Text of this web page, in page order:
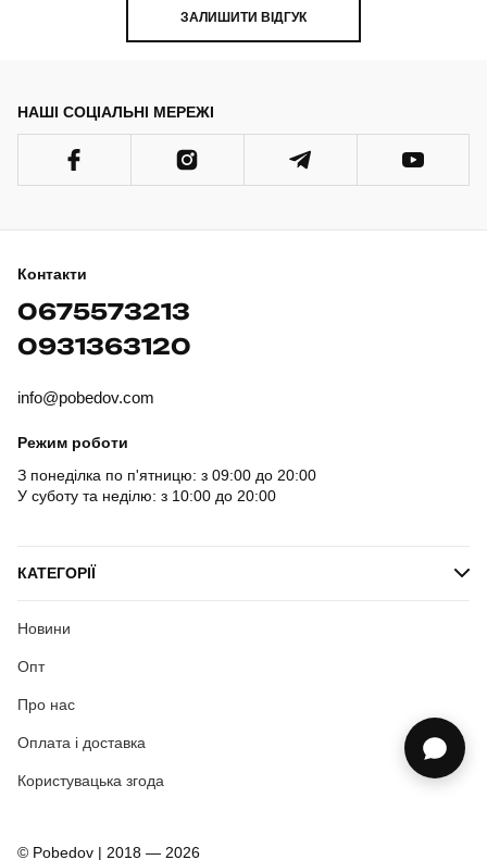
ЗАЛИШИТИ ВІДГУК
НАШІ СОЦІАЛЬНІ МЕРЕЖІ
Контакти
0675573213
0931363120
info@pobedov.com
Режим роботи
З понеділка по п'ятницю: з 09:00 до 20:00
У суботу та неділю: з 10:00 до 20:00
КАТЕГОРІЇ
Новини
Опт
Про нас
Оплата і доставка
Користувацька згода
© Pobedov | 2018 — 2026